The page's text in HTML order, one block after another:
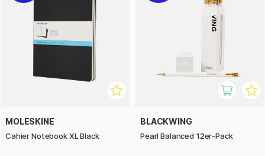
MOLESKINE
Cahier Notebook XL Black
BLACKWING
Pearl Balanced 12er-Pack